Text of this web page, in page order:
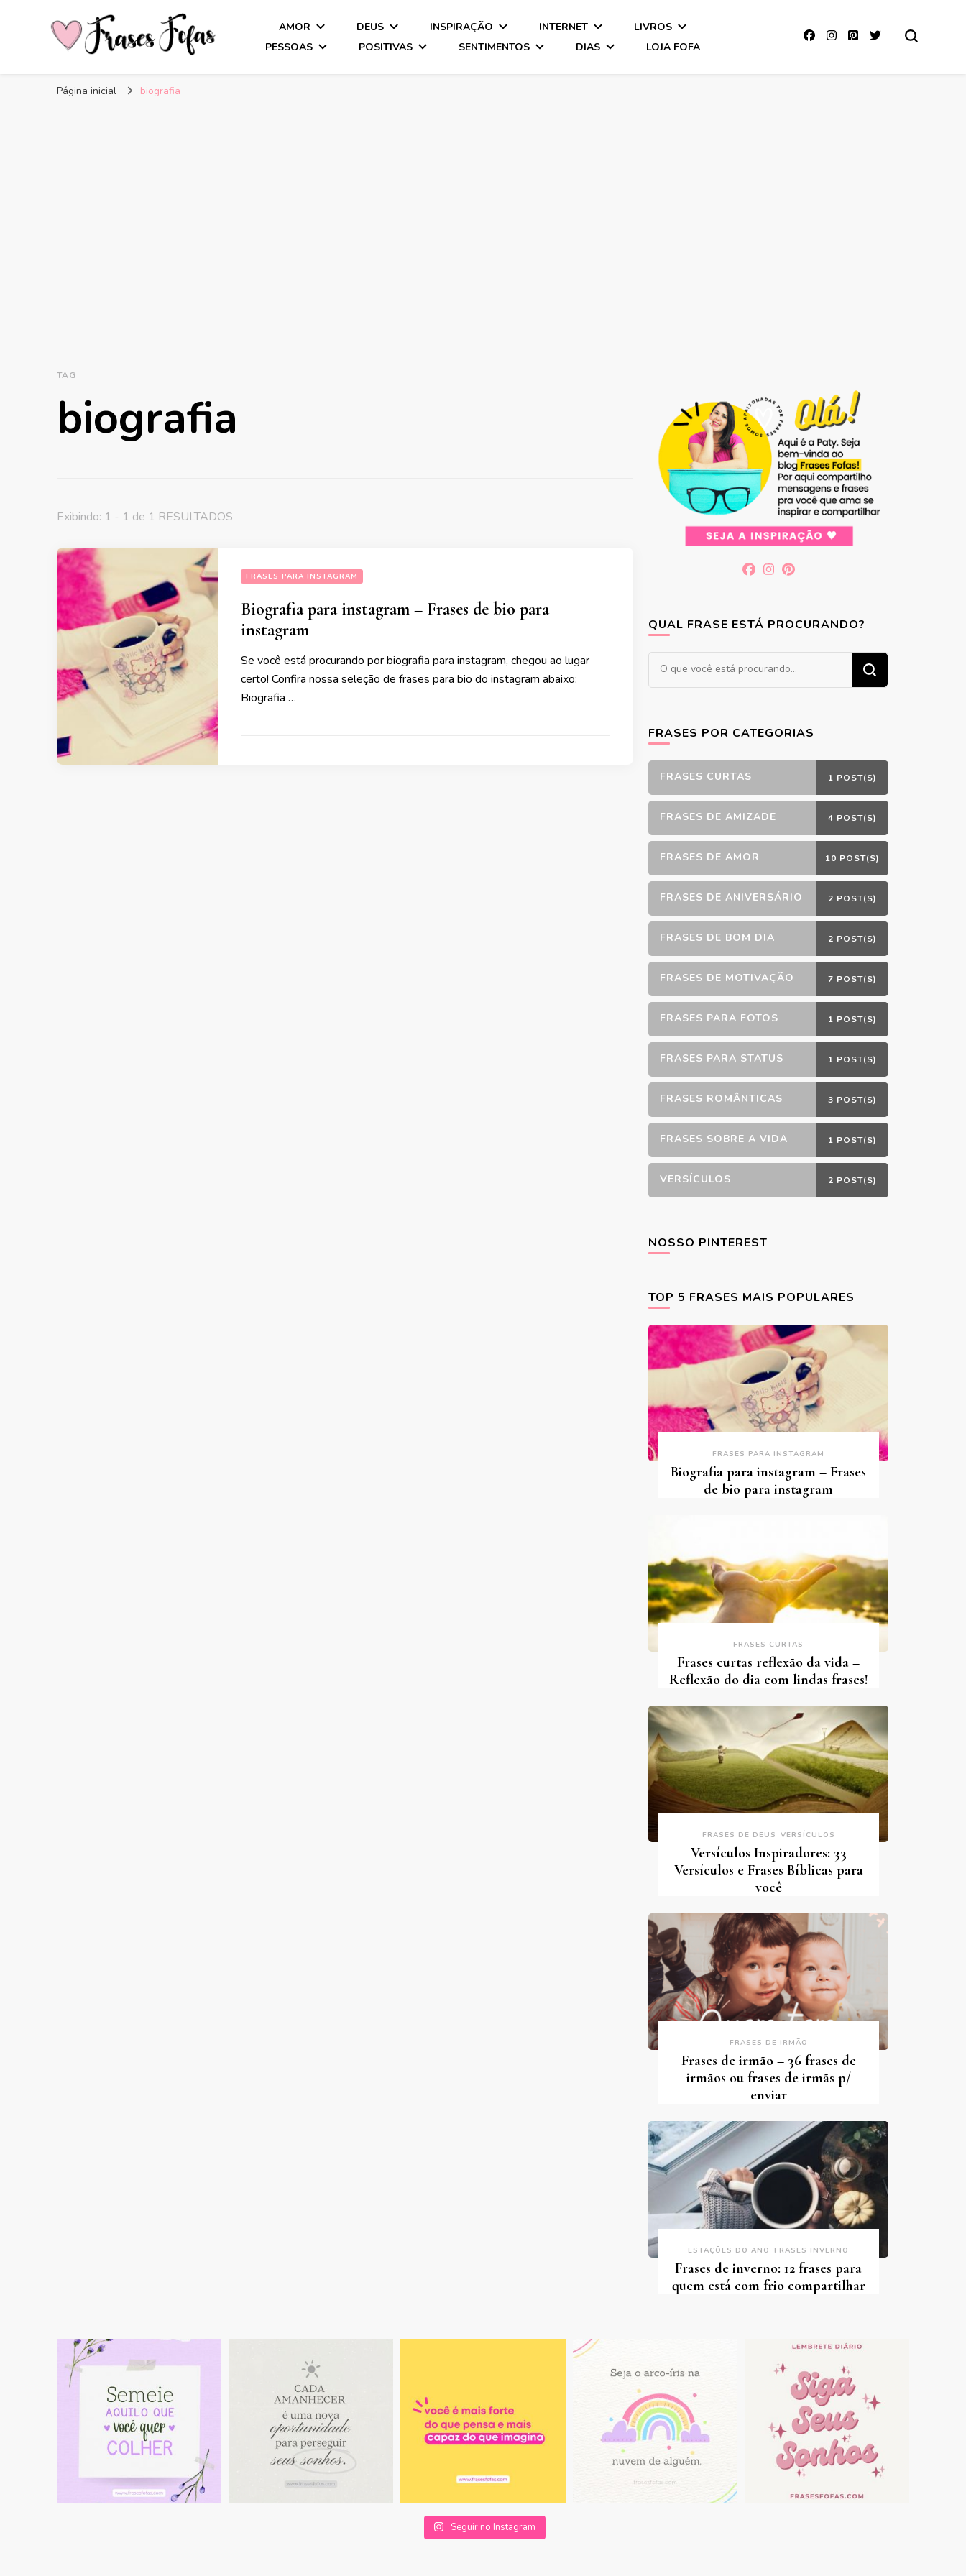
Frases Fofas
AMOR DEUS INSPIRAÇÃO INTERNET
LIVROS
PESSOAS
POSITIVAS SENTIMENTOS DIAS LOJA FOFA
Página inicial biografia
TAG
biografia
Exibindo: 1 - 1 de 1 RESULTADOS
FRASES PARA INSTAGRAM
Biografia para instagram – Frases de bio para
instagram
Se você está procurando por biografia para instagram, chegou ao lugar
certo! Confira nossa seleção de frases para bio do instagram abaixo:
Biografia …
QUAL FRASE ESTÁ PROCURANDO?
Procurando
algo?
FRASES POR CATEGORIAS
FRASES CURTAS 1 POST(S)
FRASES DE AMIZADE 4 POST(S)
FRASES DE AMOR 10 POST(S)
FRASES DE ANIVERSÁRIO 2 POST(S)
FRASES DE BOM DIA 2 POST(S)
FRASES DE MOTIVAÇÃO 7 POST(S)
FRASES PARA FOTOS 1 POST(S)
FRASES PARA STATUS 1 POST(S)
FRASES ROMÂNTICAS 3 POST(S)
FRASES SOBRE A VIDA 1 POST(S)
VERSÍCULOS 2 POST(S)
NOSSO PINTEREST
TOP 5 FRASES MAIS POPULARES
FRASES PARA INSTAGRAM
Biografia para instagram – Frases
de bio para instagram
FRASES CURTAS
Frases curtas reflexão da vida –
Reflexão do dia com lindas frases!
FRASES DE DEUS VERSÍCULOS
Versículos Inspiradores: 33
Versículos e Frases Bíblicas para
você
FRASES DE IRMÃO
Frases de irmão – 36 frases de
irmãos ou frases de irmãs p/
enviar
ESTAÇÕES DO ANO FRASES INVERNO
Frases de inverno: 12 frases para
quem está com frio compartilhar
Seguir no Instagram